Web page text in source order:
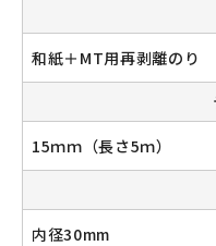
新規会員登録
マイアカウント
カートを見る
和紙＋MT用再剥離のり
15ｍｍ（長さ5ｍ）
内径30mm